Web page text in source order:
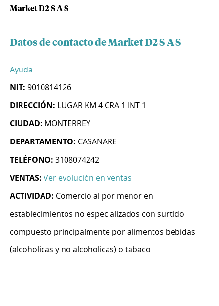
Market D2 S A S
Datos de contacto de Market D2 S A S
Ayuda
NIT: 9010814126
DIRECCIÓN: LUGAR KM 4 CRA 1 INT 1
CIUDAD: MONTERREY
DEPARTAMENTO: CASANARE
TELÉFONO: 3108074242
VENTAS: Ver evolución en ventas
ACTIVIDAD: Comercio al por menor en
establecimientos no especializados con surtido
compuesto principalmente por alimentos bebidas
(alcoholicas y no alcoholicas) o tabaco